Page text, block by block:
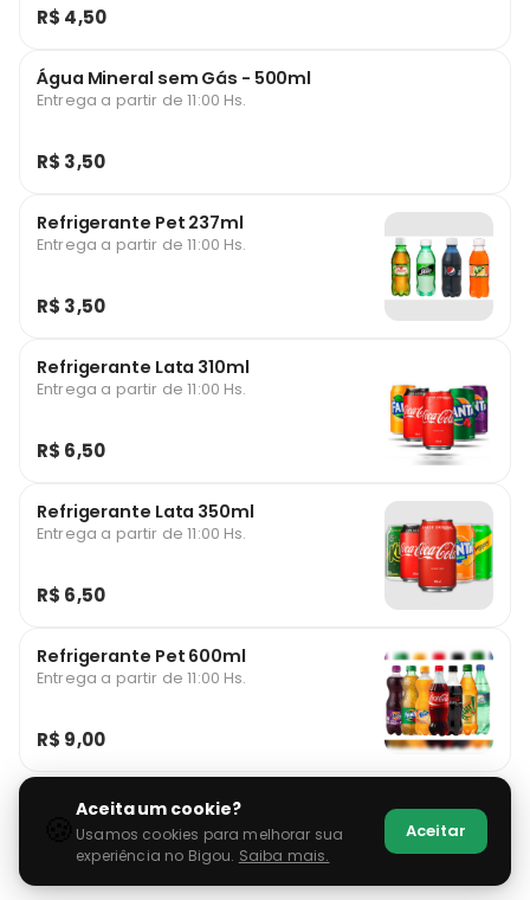
R$ 4,50
Água Mineral sem Gás - 500ml
Entrega a partir de 11:00 Hs.
R$ 3,50
Refrigerante Pet 237ml
Entrega a partir de 11:00 Hs.
R$ 3,50
Refrigerante Lata 310ml
Entrega a partir de 11:00 Hs.
R$ 6,50
Refrigerante Lata 350ml
Entrega a partir de 11:00 Hs.
R$ 6,50
Refrigerante Pet 600ml
Entrega a partir de 11:00 Hs.
R$ 9,00
🍪Aceita um cookie?
Usamos cookies para melhorar sua
experiência no Bigou. Saiba mais.
Aceitar